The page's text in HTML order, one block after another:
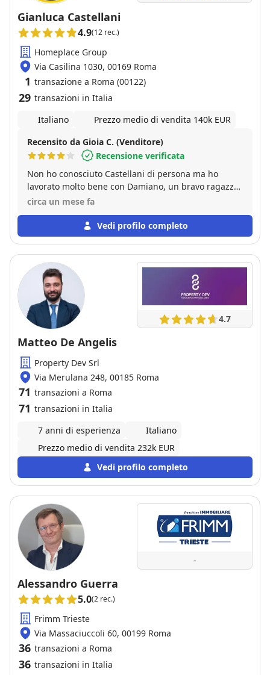
Gianluca Castellani
4.9(12 rec.)
Homeplace Group
Via Casilina 1030, 00169 Roma
1 transazione a Roma (00122)
29 transazioni in Italia
Italiano
Prezzo medio di vendita 140k EUR
Recensito da Gioia C. (Venditore)
Recensione verificata
Non ho conosciuto Castellani di persona ma ho
lavorato molto bene con Damiano, un bravo ragazzo
che ha fatto un buon lavoro, penso che con
spero senza perdere la sua empatia e bontà d'animo
.
circa un mese fa
Vedi profilo completo
4.7
Matteo De Angelis
Property Dev Srl
Via Merulana 248, 00185 Roma
71 transazioni a Roma
71 transazioni in Italia
7 anni di esperienza
Italiano
Prezzo medio di vendita 232k EUR
Vedi profilo completo
-
Alessandro Guerra
5.0(2 rec.)
Frimm Trieste
Via Massaciuccoli 60, 00199 Roma
36 transazioni a Roma
36 transazioni in Italia